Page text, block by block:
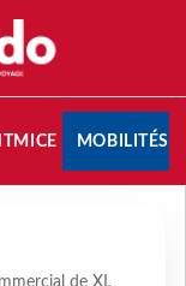
MICE MOBILITÉS
de XL